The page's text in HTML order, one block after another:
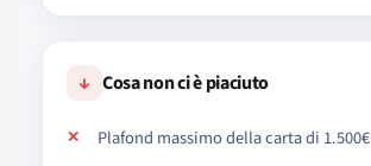
↓ Cosa non ci è piaciuto
Plafond massimo della carta di 1.500€